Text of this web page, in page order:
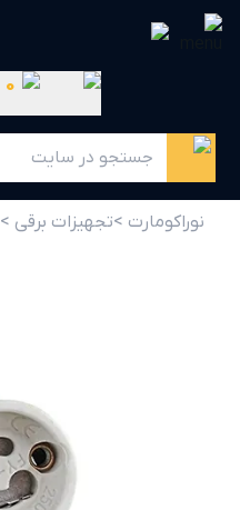
0
نوراکومارت >تجهیزات برقی >